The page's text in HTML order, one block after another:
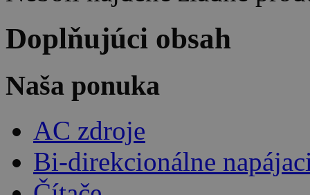
Doplňujúci obsah
Naša ponuka
AC zdroje
Bi-direkcionálne